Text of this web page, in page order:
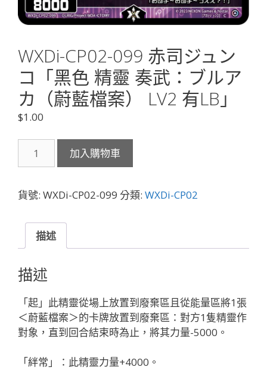
WXDi-CP02-099 赤司ジュン
コ「黑色 精靈 奏武：ブルア
カ（蔚藍檔案） LV2 有LB」
$1.00
CP02-
赤
ジ
ン
コ
「黑
色
靈
奏
武：
加入購物車
貨號: WXDi-CP02-099 分類: WXDi-CP02
描述
描述
「起」此精靈從場上放置到廢棄區且從能量區將1張
＜蔚藍檔案＞的卡牌放置到廢棄區：對方1隻精靈作
對象，直到回合結束時為止，將其力量-5000。
「絆常」：此精靈力量+4000。